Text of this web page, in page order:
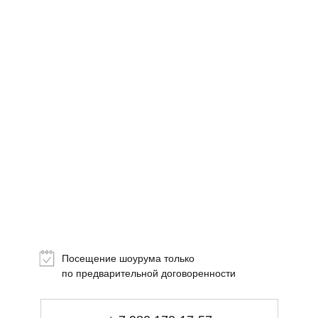
Посещение шоурума только
по предварительной договоренности